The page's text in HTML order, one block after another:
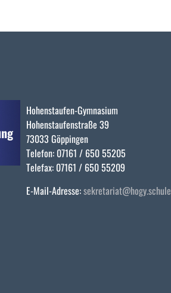
Hohenstaufen-Gymnasium
Hohenstaufenstraße 39
73033 Göppingen
Telefon: 07161 / 650 55205
Telefax: 07161 / 650 55209
E-Mail-Adresse:sekretariat@hogy.schule